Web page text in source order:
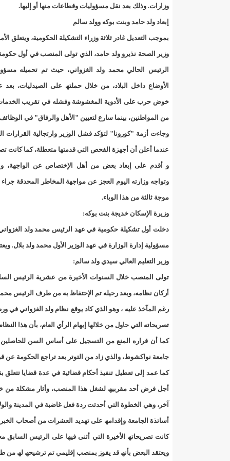
"حلف الوفاق الوطني" بقيادة العلامة الشيخ
"شنقيتل" تعلن عن تعاون جديد مع شركة belN الاعلامية/إينشيري
"شنقيتل" تعلن عن تعاون جديد مع شركة belN الاعلامية/إينشيري
"شنقيتل" تعلن عن تعاون جديد مع شركة belN الاعلامية/إينشيري
"معادن موريتانيا" تتراجع عن إتفاق مع شركات
"معادن موريتانيا" تسبب في وفاة منقب في “منطقة
"موريتل"تحمل العلامة التجارية الجديدة(Moov Mauritel)/إينشيري
10عادات غذائية خاطئة يجب تجنبها في رمضان/إينشيري
11وفاة شخصا في حادث سير غرب بوتلميت و غزواني يعزي/إينشيري
12دولة بينها موريتانيا تشارك في مناورات عسكرية/إينشيري
140 عاملا من شركة نحاس موريتانيا عن نيتها تسريح 10% من عمالها/إينشيري
15وزيرا غادروا الحكومة/إينشيري
17حالة إصابة جديدة ب"كورونا" و12 حالة شفاء/إينشيري
17حالة إصابة جديدة ب"كورونا" و12 حالة شفاء/إينشيري
17حالة إصابة جديدة ب"كورونا" و12 حالة شفاء/إينشيري
17حالة إصابة جديدة ب"كورونا" و12 حالة شفاء/إينشيري
17حالة إصابة جديدة ب"كورونا" و12 حالة شفاء/إينشيري
وزارات. وذلك بعد نقل مسؤولیات وقطاعات منھا أو إلیھا.
إبعاد ولد حامد وبنت بوكه وولد سالم
بموجب التعدیل غادر ثلاثة وزراء التشكیلة الحكومیة، ویتعلق
وزیر الصحة نذیرو ولد حامد، الذي تولى المنصب في أول
الرئیس الحالي محمد ولد الغزواني، حیث تم تحمیله
الأوضاع داخل البلاد، من خلال حملتھ على الصیدلیات،
خوض حرب على الأدویة المغشوشة وفشله في تقریب
من المواطنین، بینما سارع لتعیین "الأھل والرفاق" في
وجاءت أزمة "كورونا" لتؤكد فشل الوزیر وارتجالیة
عندما أعلن أن أجھزة الفحص التي قدمتھا متعطلة، كما كانت
و أقدم على إبعاد بعض من أھل الإختصاص عن الواجھة،
وتواجه وزارته الیوم العجز عن مواجھة المخاطر المحدقة
موجة ثالثة من ھذا الوباء.
وزیرة الإسكان خدیجة بنت بوكه:
دخلت أول تشكیلة حكومیة في عھد الرئیس محمد ولد
مسؤولیة إدارة الوزارة في عھد الوزیر الأول محمد ولد بلال.
وزیر التعلیم العالي سیدي ولد سالم:
تولى المنصب خلال السنوات الأخیرة من عشریة الرئیس
أركان نظامه، وبعد رحیله تم الإحتفاظ به من طرف الرئیس
رغم المآخذ علیه ، وھو الذي كاد یوقع نظام ولد الغزواني في
تصریحاته التي حاول من خلالھا إیھام الرأي العام، بأن ھذا
كما أن قراره المنع من التسجیل على أساس السن للحاصلین
جامعة نواكشوط، والذي زاد من التوتر بعد تراجع الحكومة عن
كما عمد إلى تعطیل تنفیذ أحكام قضائیة في عدة قضایا
أجل فرض أحد مقربیھ لشغل ھذا المنصب، وأثار مشكلة من
آخر، وھي الخطوة التي أحدثت ردة فعل غاضبة في المدینة
أساتذة الجامعة وإقدامھ على تھدید العشرات من أصحاب
كانت تصریحاتھ الأخیرة التي أثنى فیھا على الرئیس السابق
ویعتقد البعض بأنھ قد یفوز بمنصب إقلیمي تم ترشیحھ لھ من